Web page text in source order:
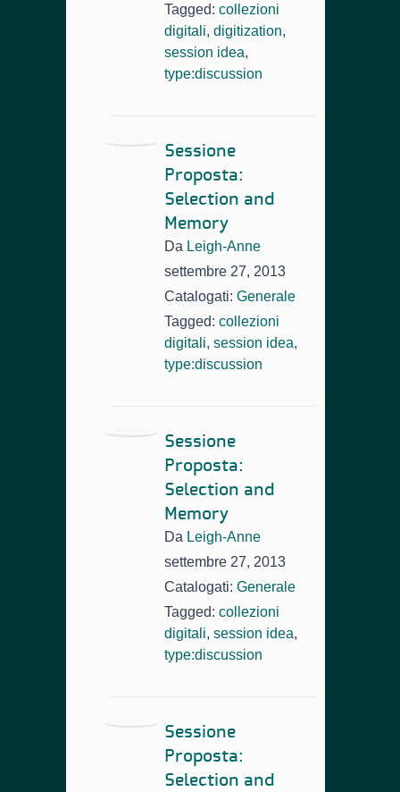
Tagged: collezioni
digitali, digitization,
session idea,
type:discussion
Sessione
Proposta:
Selection and
Memory
Da Leigh-Anne
settembre 27, 2013
Catalogati: Generale
Tagged: collezioni
digitali, session idea,
type:discussion
Sessione
Proposta:
Selection and
Memory
Da Leigh-Anne
settembre 27, 2013
Catalogati: Generale
Tagged: collezioni
digitali, session idea,
type:discussion
Sessione
Proposta:
Selection and